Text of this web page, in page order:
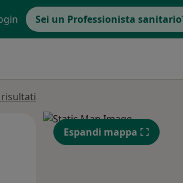
Sei un Professionista
Gio, Ven,
14 Ago
Espandi mappa